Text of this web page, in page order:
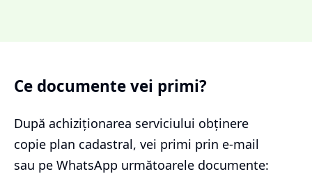
Ce documente vei primi?
După achiziționarea serviciului obținere
copie plan cadastral, vei primi prin e-mail
sau pe WhatsApp următoarele documente: